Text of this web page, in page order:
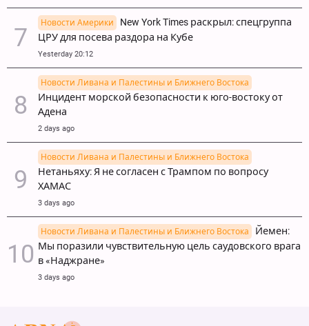
Новости Америки
New York Times раскрыл: спецгруппа
ЦРУ для посева раздора на Кубе
Yesterday 20:12
Новости Ливана и Палестины и Ближнего Востока
Инцидент морской безопасности к юго-востоку от
Адена
2 days ago
Новости Ливана и Палестины и Ближнего Востока
Нетаньяху: Я не согласен с Трампом по вопросу
ХАМАС
3 days ago
Новости Ливана и Палестины и Ближнего Востока
Йемен:
Мы поразили чувствительную цель саудовского врага
в «Наджране»
3 days ago